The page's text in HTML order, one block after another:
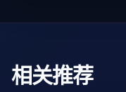
相关推荐